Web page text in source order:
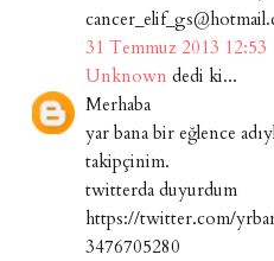
31 Temmuz 2013 12:53
Unknown dedi ki...
Merhaba
yar bana bir eğlence
takipçinim.
twitterda duyurdum
https://twitter.com/
3476705280